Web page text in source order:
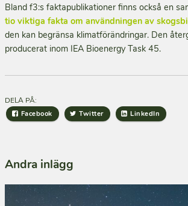
Bland f3:s faktapublikationer finns också en
tio viktiga fakta om användningen av
den kan begränsa klimatförändringar. Den
producerat inom IEA Bioenergy Task 45.
DELA PÅ:
Facebook Twitter LinkedIn
Andra inlägg